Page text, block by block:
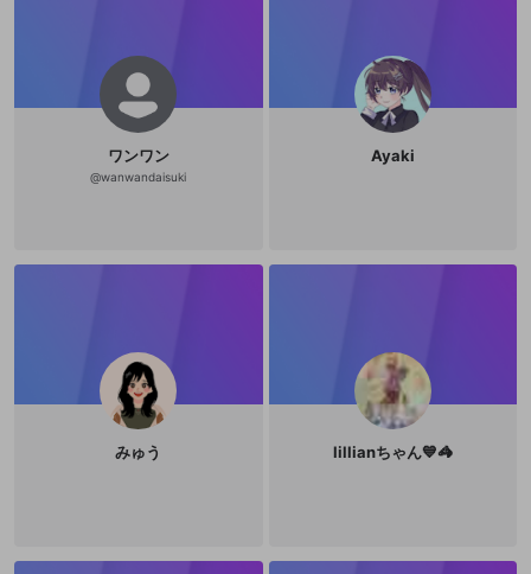
ワンワン
@wanwandaisuki
Ayaki
みゅう lillianちゃん💙🦓